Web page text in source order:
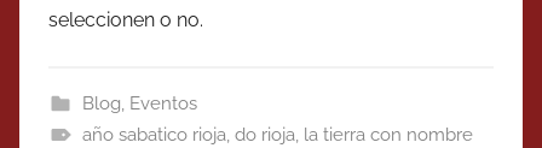
seleccionen o no.
Blog, Eventos
año sabatico rioja, do rioja, la tierra con nombre